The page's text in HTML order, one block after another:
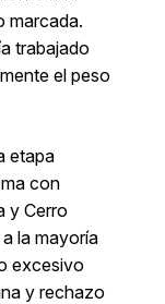
marcada.
trabajado
el peso
etapa
con
y Cerro
la mayoría
excesivo
y rechazo